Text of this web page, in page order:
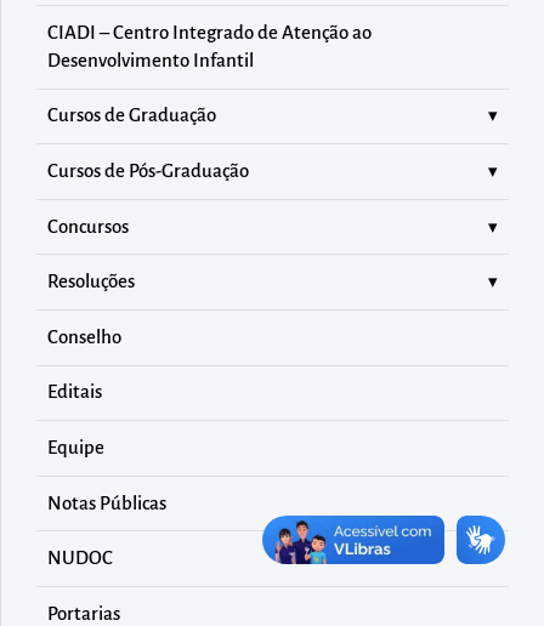
principal
à
realizar
buscas
internas
Acessar
diretamente
as
informações
no
CIADI – Centro Integrado de Atenção ao
Desenvolvimento Infantil
Cursos de Graduação
Cursos de Pós-Graduação
Concursos
Resoluções
Conselho
Editais
Equipe
Notas Públicas
NUDOC
Portarias